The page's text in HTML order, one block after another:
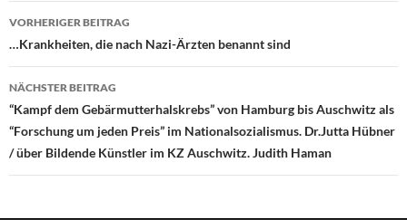
Beitragsnavigation
VORHERIGER BEITRAG
…Krankheiten, die nach Nazi-Ärzten benannt sind
NÄCHSTER BEITRAG
“Kampf dem Gebärmutterhalskrebs” von Hamburg bis Auschwitz als
“Forschung um jeden Preis” im Nationalsozialismus. Dr.Jutta Hübner
/ über Bildende Künstler im KZ Auschwitz. Judith Haman